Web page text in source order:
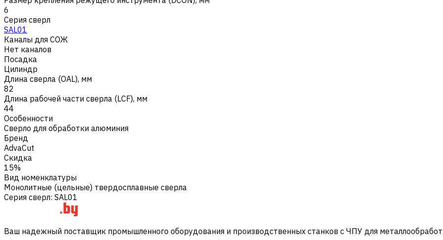
6
Серия сверл
SAL01
Каналы для СОЖ
Нет каналов
Посадка
Цилиндр
Длина сверла (OAL), мм
82
Длина рабочей части сверла (LCF), мм
44
Особенности
Сверло для обработки алюминия
Бренд
AdvaCut
Скидка
15%
Вид номенклатуры
Монолитные (цельные) твердосплавные сверла
Серия сверл: SAL01
Ваш надежный поставщик промышленного оборудования и производственных станков с ЧПУ для